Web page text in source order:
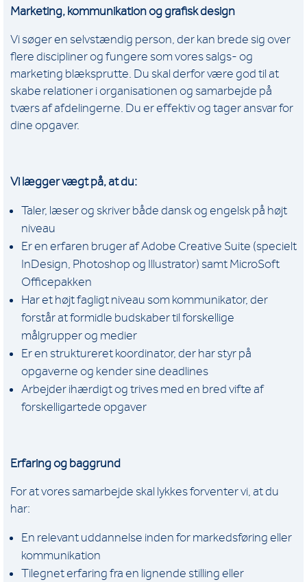
Marketing, kommunikation og grafisk design
Vi søger en selvstændig person, der kan brede sig over
flere discipliner og fungere som vores salgs- og
marketing blæksprutte. Du skal derfor være god til at
skabe relationer i organisationen og samarbejde på
tværs af afdelingerne. Du er effektiv og tager ansvar for
dine opgaver.
Vi lægger vægt på, at du:
Taler, læser og skriver både dansk og engelsk på højt
niveau
Er en erfaren bruger af Adobe Creative Suite (specielt
InDesign, Photoshop og Illustrator) samt MicroSoft
Officepakken
Har et højt fagligt niveau som kommunikator, der
forstår at formidle budskaber til forskellige
målgrupper og medier
Er en struktureret koordinator, der har styr på
opgaverne og kender sine deadlines
Arbejder ihærdigt og trives med en bred vifte af
forskelligartede opgaver
Erfaring og baggrund
For at vores samarbejde skal lykkes forventer vi, at du
har:
En relevant uddannelse inden for markedsføring eller
kommunikation
Tilegnet erfaring fra en lignende stilling eller